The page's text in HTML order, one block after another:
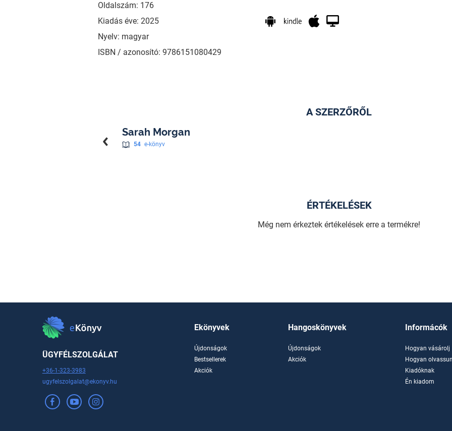
Oldalszám: 176
Kiadás éve: 2025
Nyelv: magyar
ISBN / azonosító: 9786151080429
A SZERZŐRŐL
Sarah Morgan
54 e-könyv
ÉRTÉKELÉSEK
Még nem érkeztek értékelések erre a termékre!
ÜGYFÉLSZOLGÁLAT
+36-1-323-3983
ugyfelszolgalat@ekonyv.hu
Ekönyvek
Újdonságok
Bestsellerek
Akciók
Hangoskönyvek
Újdonságok
Akciók
Informácók
Hogyan vásárolj
Hogyan
Kiadóknak
Én kiadom